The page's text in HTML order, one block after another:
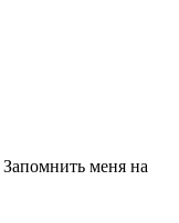
Запомнить меня на